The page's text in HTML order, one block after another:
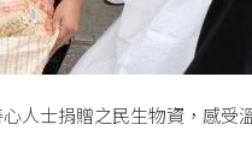
人士捐贈之民生物資，感受